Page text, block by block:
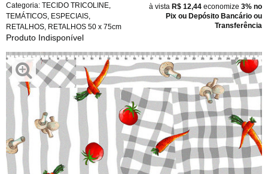
Categoria: TECIDO TRICOLINE
TEMÁTICOS ESPECIAIS
RETALHOS RETALHOS 50 x 75cm
Produto Indisponível
à vista R$ 12,44 economize 3% no
Pix ou Depósito Bancário ou
Transferência